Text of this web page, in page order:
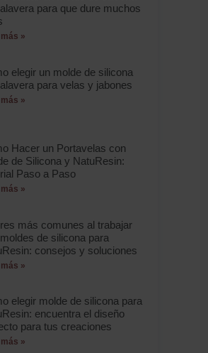
para que dure muchos
»
elegir un molde de silicona
para velas y jabones
»
Hacer un Portavelas con
de Silicona y NatuResin:
Paso a Paso
»
más comunes al trabajar
de silicona para
consejos y soluciones
»
elegir molde de silicona para
encuentra el diseño
para tus creaciones
»